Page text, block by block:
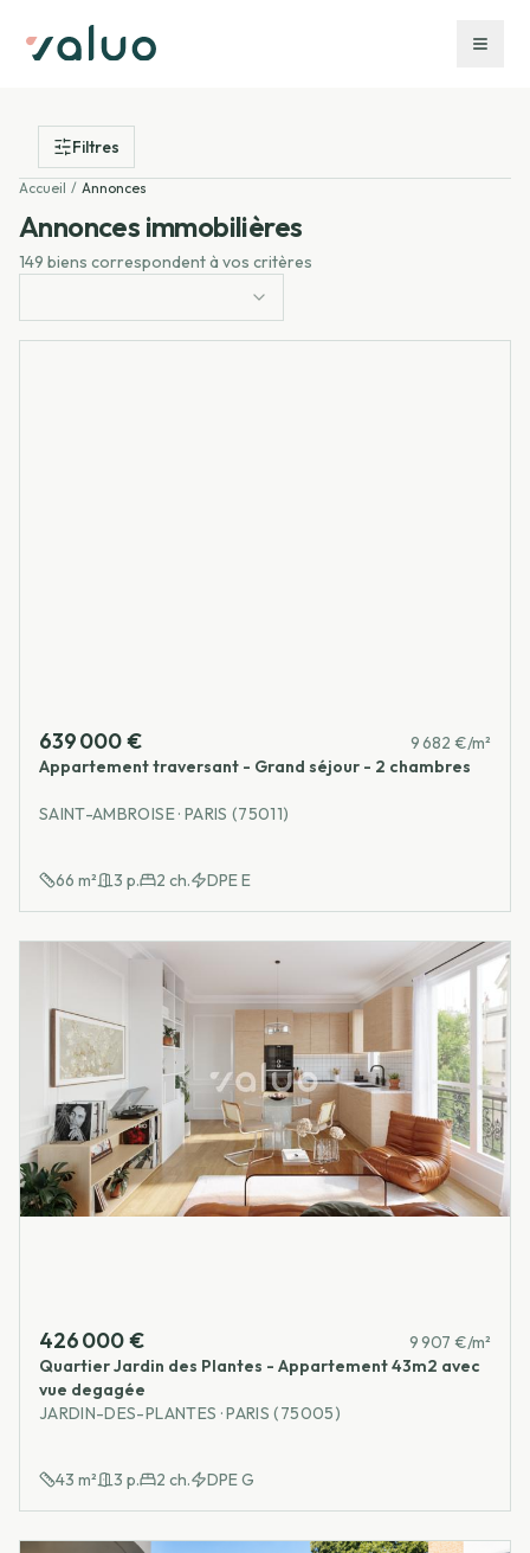
Filtres
Accueil / Annonces
Annonces immobilières
149 biens correspondent à vos critères
639 000 €
9 682 €/m²
Appartement traversant - Grand séjour - 2 chambres
SAINT-AMBROISE · PARIS (75011)
66 m² 3 p. 2 ch. DPEE
426 000 €
9 907 €/m²
Quartier Jardin des Plantes - Appartement 43m2 avec
vue degagée
JARDIN-DES-PLANTES · PARIS (75005)
43 m² 3 p. 2 ch. DPEG